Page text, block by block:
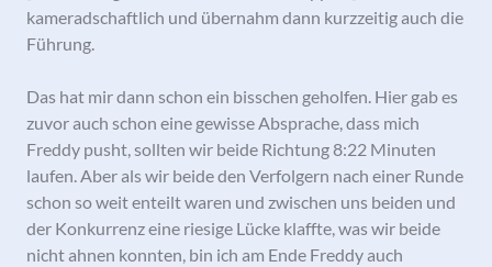
kameradschaftlich und übernahm dann kurzzeitig auch die
Führung.
Das hat mir dann schon ein bisschen geholfen. Hier gab es
zuvor auch schon eine gewisse Absprache, dass mich
Freddy pusht, sollten wir beide Richtung 8:22 Minuten
laufen. Aber als wir beide den Verfolgern nach einer Runde
schon so weit enteilt waren und zwischen uns beiden und
der Konkurrenz eine riesige Lücke klaffte, was wir beide
nicht ahnen konnten, bin ich am Ende Freddy auch